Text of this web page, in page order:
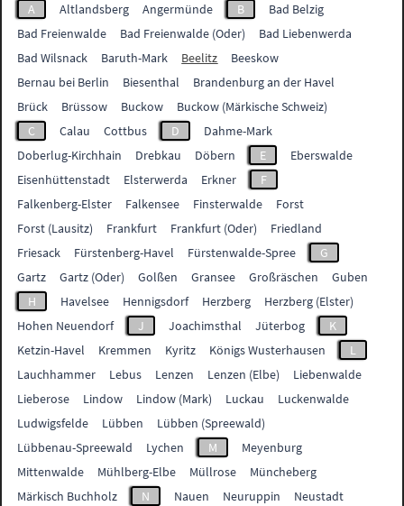
A Altlandsberg Angermünde B
Bad Belzig
Bad Freienwalde
Bad Freienwalde (Oder)
Bad Liebenwerda
Bad Wilsnack
Baruth-Mark Beelitz
Beeskow
Bernau bei Berlin
Biesenthal
Brandenburg an der Havel
Brück
Brüssow Buckow
Buckow (Märkische Schweiz)
C
Calau Cottbus D
Dahme-Mark
Doberlug-Kirchhain
Drebkau Döbern E
Eberswalde
Eisenhüttenstadt
Elsterwerda Erkner
F
Falkenberg-Elster
Falkensee Finsterwalde
Forst
Forst (Lausitz)
Frankfurt Frankfurt (Oder)
Friedland
Friesack
Fürstenberg-Havel Fürstenwalde-Spree
G
Gartz
Gartz (Oder) Golßen Gransee Großräschen
Guben
H
Havelsee Hennigsdorf Herzberg
Herzberg (Elster)
Hohen Neuendorf
J Joachimsthal Jüterbog
K
Ketzin-Havel
Kremmen Kyritz Königs Wusterhausen
L
Lauchhammer
Lebus Lenzen Lenzen (Elbe)
Liebenwalde
Lieberose
Lindow Lindow (Mark) Luckau
Luckenwalde
Ludwigsfelde
Lübben
Lübben (Spreewald)
Lübbenau-Spreewald
Lychen M
Meyenburg
Mittenwalde
Mühlberg-Elbe Müllrose
Müncheberg
Märkisch Buchholz
N Nauen Neuruppin
Neustadt